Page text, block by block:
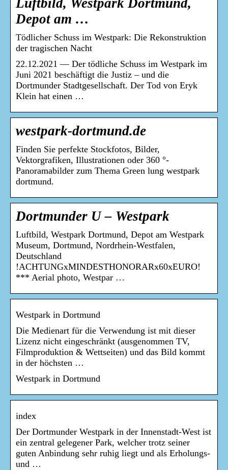
Luftbild, Westpark Dortmund,
Depot am …
Tödlicher Schuss im Westpark: Die Rekonstruktion
der tragischen Nacht
22.12.2021 — Der tödliche Schuss im Westpark im
Juni 2021 beschäftigt die Justiz – und die
Dortmunder Stadtgesellschaft. Der Tod von Eryk
Klein hat einen …
westpark-dortmund.de
Finden Sie perfekte Stockfotos, Bilder,
Vektorgrafiken, Illustrationen oder 360 °-
Panoramabilder zum Thema Green lung westpark
dortmund.
Dortmunder U – Westpark
Luftbild, Westpark Dortmund, Depot am Westpark
Museum, Dortmund, Nordrhein-Westfalen,
Deutschland
!ACHTUNGxMINDESTHONORARx60xEURO!
*** Aerial photo, Westpar …
Westpark in Dortmund
Die Medienart für die Verwendung ist mit dieser
Lizenz nicht eingeschränkt (ausgenommen TV,
Filmproduktion & Wettseiten) und das Bild kommt
in der höchsten …
Westpark in Dortmund
index
Der Dortmunder Westpark in der Innenstadt-West ist
ein zentral gelegener Park, welcher trotz seiner
guten Anbindung sehr ruhig liegt und als Erholungs-
und …